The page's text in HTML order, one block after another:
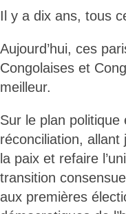
Il y a dix ans, tous
Aujourd’hui, ces
Congolaises et
meilleur.
Sur le plan
réconciliation, allant
la paix et refaire
transition
aux premières